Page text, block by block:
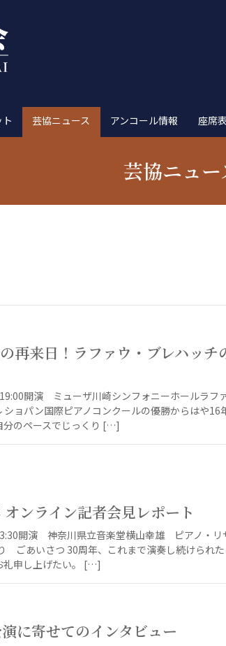
芸協ニュース アンコール情報 座席
芸協ニュー
再来日！ラファウ・ブレハッチ
開演 ミューザ川崎シンフォニーホールラフ
ョパン国際ピアノコンクールの優勝からはや16
分のペースでじっくり […]
ンライン記者会見レポート
開演 神奈川県立音楽堂横山幸雄 ピアノ・リ
ごあいさつ 30周年、これまで演奏し続けられ
礼申し上げたい。 […]
に寄せてのインタビュー